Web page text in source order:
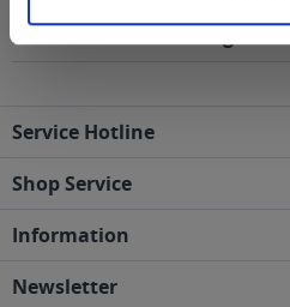
Postleitzahl-Gebieten geliefert
Service Hotline
Shop Service
Information
Newsletter